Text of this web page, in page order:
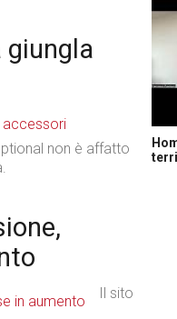
giungla
non è affatto
Il sito